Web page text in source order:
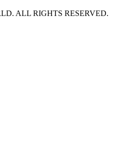
ALL RIGHTS RESERVED.